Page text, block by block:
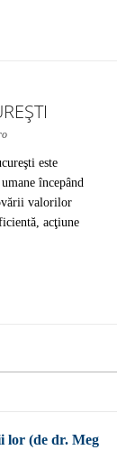
este
începând
valorilor
acţiune
lor (de dr. Meg